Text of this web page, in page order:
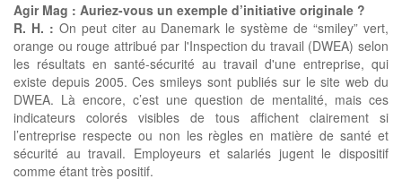
Agir Mag : Auriez-vous un exemple d’initiative originale ?
R. H. : On peut citer au Danemark le système de “smiley” vert,
orange ou rouge attribué par l'Inspection du travail (DWEA) selon
les résultats en santé-sécurité au travail d'une entreprise, qui
existe depuis 2005. Ces smileys sont publiés sur le site web du
DWEA. Là encore, c’est une question de mentalité, mais ces
indicateurs colorés visibles de tous affichent clairement si
l’entreprise respecte ou non les règles en matière de santé et
sécurité au travail. Employeurs et salariés jugent le dispositif
comme étant très positif.